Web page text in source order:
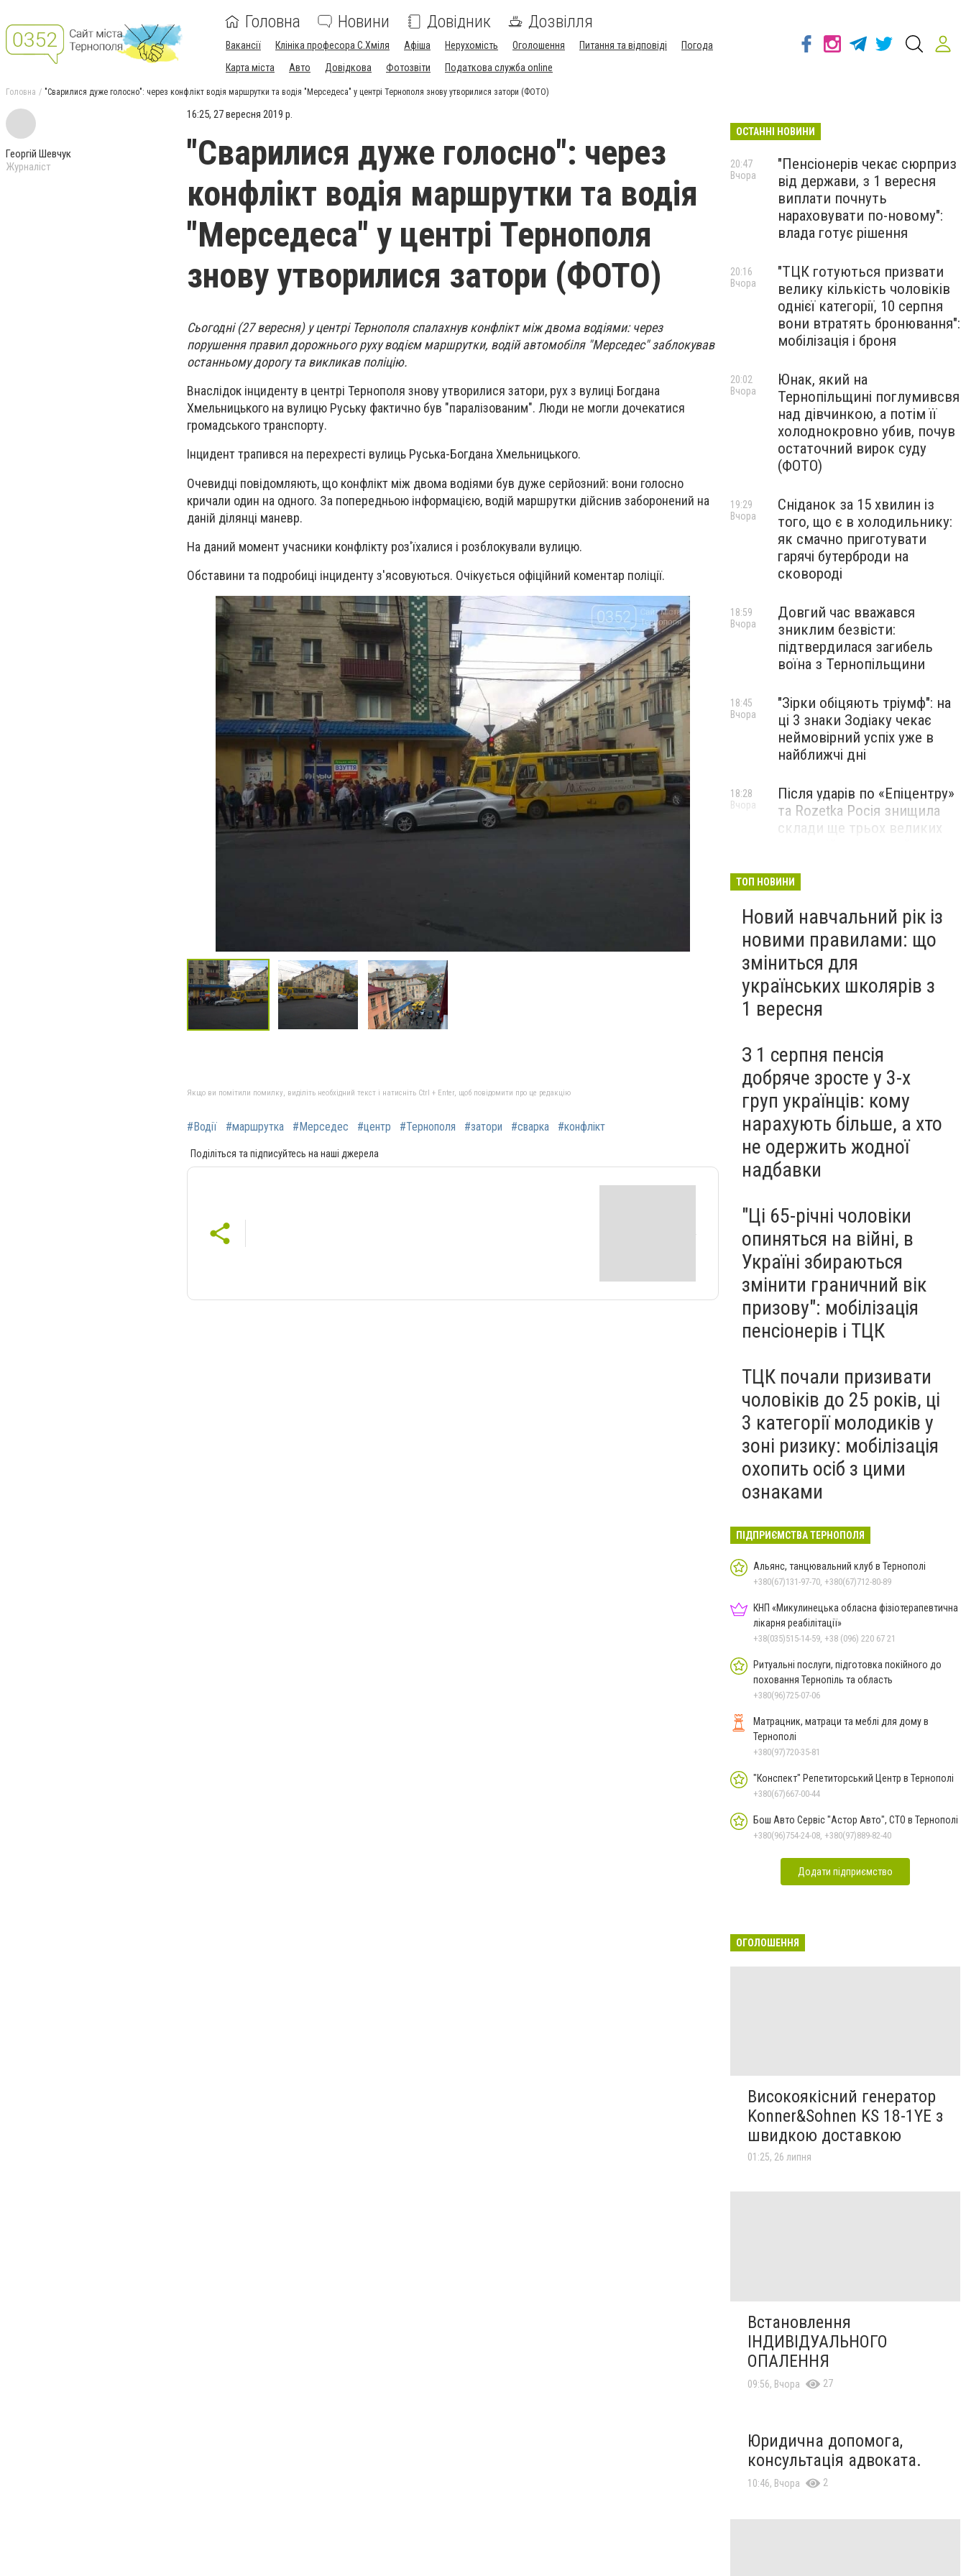
Головна Новини Довідник Дозвілля
Вакансії Клініка професора С.Хміля Афіша Нерухомість Оголошення Питання та відповіді
Погода
Карта міста
Авто Довідкова Фотозвіти Податкова служба online
Головна "Сварилися дуже голосно": через конфлікт водія маршрутки та водія "Мерседеса" у центрі Тернополя знову утворилися затори (ФОТО)
Георгій Шевчук
Журналіст
16:25, 27 вересня 2019 р.
"Сварилися дуже голосно": через
конфлікт водія маршрутки та водія
"Мерседеса" у центрі Тернополя
знову утворилися затори (ФОТО)
Сьогодні (27 вересня) у центрі Тернополя спалахнув конфлікт між двома водіями: через
порушення правил дорожнього руху водієм маршрутки, водій автомобіля "Мерседес" заблокував
останньому дорогу та викликав поліцію.
Внаслідок інциденту в центрі Тернополя знову утворилися затори, рух з вулиці Богдана
Хмельницького на вулицю Руську фактично був "паралізованим". Люди не могли дочекатися
громадського транспорту.
Інцидент трапився на перехресті вулиць Руська-Богдана Хмельницького.
Очевидці повідомляють, що конфлікт між двома водіями був дуже серйозний: вони голосно
кричали один на одного. За попередньою інформацією, водій маршрутки дійснив заборонений на
даній ділянці маневр.
На даний момент учасники конфлікту роз'їхалися і розблокували вулицю.
Обставини та подробиці інциденту з'ясовуються. Очікується офіційний коментар поліції.
Якщо ви помітили помилку, виділіть необхідний текст і натисніть Ctrl + Enter, щоб повідомити про це редакцію
#Водії #маршрутка #Мерседес #центр #Тернополя #затори #сварка #конфлікт
Поділіться та підписуйтесь на наші джерела
ОСТАННІ НОВИНИ
"Пенсіонерів чекає сюрприз
від держави, з 1 вересня
виплати почнуть
нараховувати по-новому":
влада готує рішення
20:47
Вчора
"ТЦК готуються призвати
велику кількість чоловіків
однієї категорії, 10 серпня
вони втратять бронювання":
мобілізація і броня
20:16
Вчора
Юнак, який на
Тернопільщині поглумивсвя
над дівчинкою, а потім її
холоднокровно убив, почув
остаточний вирок суду
(ФОТО)
20:02
Вчора
Сніданок за 15 хвилин із
того, що є в холодильнику:
як смачно приготувати
гарячі бутерброди на
сковороді
19:29
Вчора
Довгий час вважався
зниклим безвісти:
підтвердилася загибель
воїна з Тернопільщини
18:59
Вчора
"Зірки обіцяють тріумф": на
ці 3 знаки Зодіаку чекає
неймовірний успіх уже в
найближчі дні
18:45
Вчора
Після ударів по «Епіцентру»
та Rozetka Росія знищила
склади ще трьох великих
запчастин
18:28
Вчора
Юна піаністка з Тернополя
здобула перемогу на
міжнародному конкурсі
"Golden Talent World" (ФОТО)
18:00
ТОП НОВИНИ
Новий навчальний рік із
новими правилами: що
зміниться для
українських школярів з
1 вересня
З 1 серпня пенсія
добряче зросте у 3-х
груп українців: кому
нарахують більше, а хто
не одержить жодної
надбавки
"Ці 65-річні чоловіки
опиняться на війні, в
Україні збираються
змінити граничний вік
призову": мобілізація
пенсіонерів і ТЦК
ТЦК почали призивати
чоловіків до 25 років, ці
3 категорії молодиків у
зоні ризику: мобілізація
охопить осіб з цими
ознаками
ПІДПРИЄМСТВА ТЕРНОПОЛЯ
Альянс, танцювальний клуб в Тернополі
+380(67)131-97-70, +380(67)712-80-89
КНП «Микулинецька обласна фізіотерапевтична
лікарня реабілітації»
+38(035)515-14-59, +38 (096) 220 67 21
Ритуальні послуги, підготовка покійного до
поховання Тернопіль та область
+380(96)725-07-06
Матрацник, матраци та меблі для дому в
Тернополі
+380(97)720-35-81
"Конспект" Репетиторський Центр в Тернополі
+380(67)667-00-44
Бош Авто Сервіс "Астор Авто", СТО в Тернополі
+380(96)754-24-08, +380(97)889-82-40
Додати підприємство
ОГОЛОШЕННЯ
Високоякісний генератор
Konner&Sohnen KS 18-1YE з
швидкою доставкою
01:25, 26 липня
Встановлення
ІНДИВІДУАЛЬНОГО
ОПАЛЕННЯ
09:56, Вчора 27
Юридична допомога,
консультація адвоката.
10:46, Вчора 2